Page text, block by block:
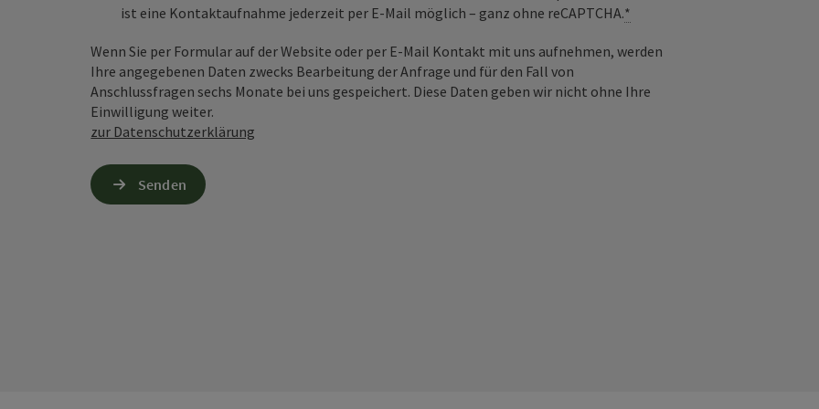
ist eine Kontaktaufnahme jederzeit per E-Mail möglich – ganz ohne reCAPTCHA.*
Wenn Sie per Formular auf der Website oder per E-Mail Kontakt mit uns aufnehmen, werden
Ihre angegebenen Daten zwecks Bearbeitung der Anfrage und für den Fall von
Anschlussfragen sechs Monate bei uns gespeichert. Diese Daten geben wir nicht ohne Ihre
Einwilligung weiter.
zur Datenschutzerklärung
Senden